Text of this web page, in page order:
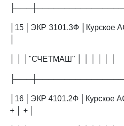
│15 │ЭКР 3101.3Ф │Курское
│ │ │"СЧЕТМАШ" │ │ │ │ │ │
│16 │ЭКР 4101.2Ф │Курское
+ │ + │